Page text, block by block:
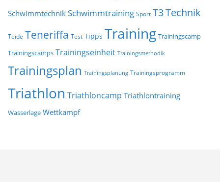
Schwimmtechnik Schwimmtraining Sport T3Technik
Teide Teneriffa Test Tipps Training Trainingscamp
Trainingscamps Trainingseinheit Trainingsmethodik
Trainingsplan Trainingsplanung Trainingsprogramm
Triathlon Triathloncamp Triathlontraining
Wasserlage Wettkampf